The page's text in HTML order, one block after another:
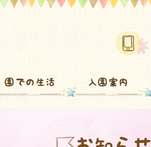
園での生活 入園案内